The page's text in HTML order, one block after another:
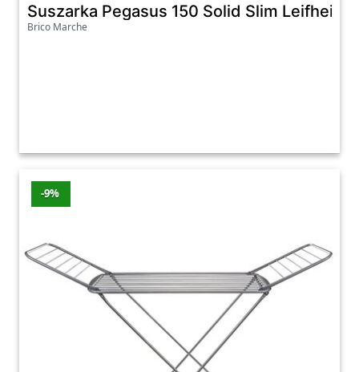
Suszarka Pegasus 150 Solid Slim Leifheit
Brico Marche
-9%